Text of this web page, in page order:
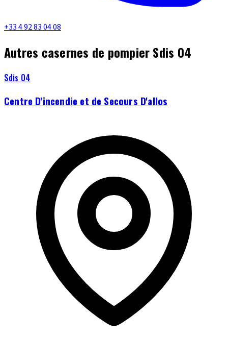
+33 4 92 83 04 08
Autres casernes de pompier Sdis 04
Sdis 04
Centre D'incendie et de Secours D'allos